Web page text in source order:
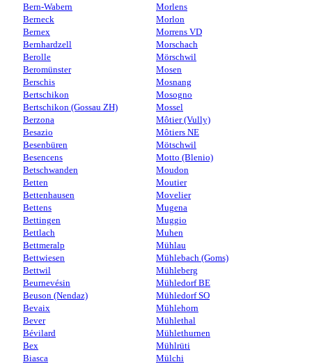
Bern-Wabern
Berneck
Bernex
Bernhardzell
Berolle
Beromünster
Berschis
Bertschikon
Bertschikon (Gossau ZH)
Berzona
Besazio
Besenbüren
Besencens
Betschwanden
Betten
Bettenhausen
Bettens
Bettingen
Bettlach
Bettmeralp
Bettwiesen
Bettwil
Beurnevésin
Beuson (Nendaz)
Bevaix
Bever
Bévilard
Bex
Biasca
Morlens
Morlon
Morrens VD
Morschach
Mörschwil
Mosen
Mosnang
Mosogno
Mossel
Môtier (Vully)
Môtiers NE
Mötschwil
Motto (Blenio)
Moudon
Moutier
Movelier
Mugena
Muggio
Muhen
Mühlau
Mühlebach (Goms)
Mühleberg
Mühledorf BE
Mühledorf SO
Mühlehorn
Mühlethal
Mühlethurnen
Mühlrüti
Mülchi